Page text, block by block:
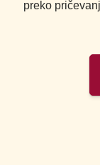
preko